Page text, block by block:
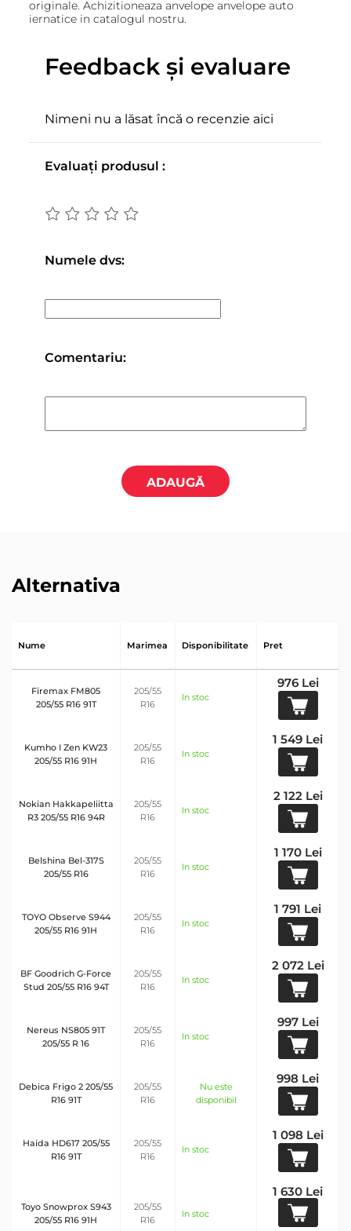
originale. Achizitioneaza anvelope anvelope auto
iernatice in catalogul nostru.
Feedback și evaluare
Nimeni nu a lăsat încă o recenzie aici
Evaluați produsul :
Numele dvs:
Comentariu:
ADAUGĂ
Alternativa
Nume Marimea Disponibilitate Pret
Firemax FM805
205/55 R16 91T
205/55
R16
In stoc
976 Lei
Kumho I Zen KW23
205/55 R16 91H
205/55
R16
In stoc
1 549 Lei
Nokian Hakkapeliitta
R3 205/55 R16 94R
205/55
R16
In stoc
2 122 Lei
Belshina Bel-317S
205/55 R16
205/55
R16
In stoc
1 170 Lei
TOYO Observe S944
205/55 R16 91H
205/55
R16
In stoc
1 791 Lei
BF Goodrich G-Force
Stud 205/55 R16 94T
205/55
R16
In stoc
2 072 Lei
Nereus NS805 91T
205/55 R 16
205/55
R16
In stoc
997 Lei
Debica Frigo 2 205/55
R16 91T
205/55
R16
Nu este
disponibil
998 Lei
Haida HD617 205/55
R16 91T
205/55
R16
In stoc
1 098 Lei
Toyo Snowprox S943
205/55 R16 91H
205/55
R16
In stoc
1 630 Lei